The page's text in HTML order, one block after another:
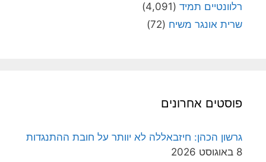
רלוונטיים תמיד (4,091)
שרית אונגר משיח (72)
פוסטים אחרונים
גרשון הכהן: חיזבאללה לא יוותר על חובת ההתנגדות
8 באוגוסט 2026